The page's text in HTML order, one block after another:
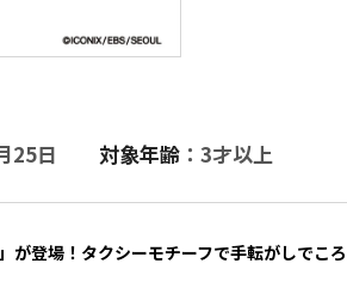
25日 対象年齢 ：3才以上
が登場！タクシーモチーフで手転がしでこ